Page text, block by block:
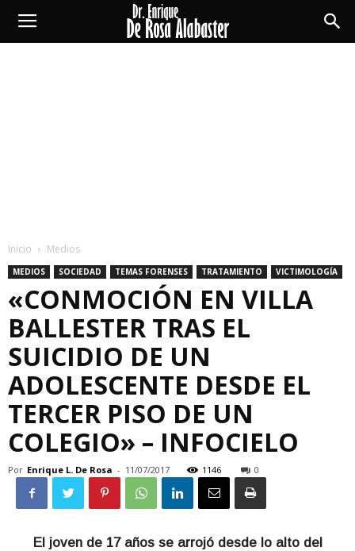
Enrique
Inicio Medios
MEDIOS SOCIEDAD TEMAS FORENSES TRATAMIENTO VICTIMOLOGÍA
«CONMOCIÓN EN VILLA
BALLESTER TRAS EL
SUICIDIO DE UN
ADOLESCENTE DESDE EL
TERCER PISO DE UN
COLEGIO» – INFOCIELO
Por Enrique L. De Rosa - 11/07/2017 1146 0
El joven de 17 años se arrojó desde lo alto del